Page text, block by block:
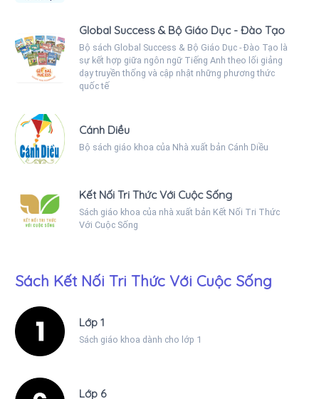
Global Success & Bộ Giáo Dục - Đào Tạo
Bộ sách Global Success & Bộ Giáo Dục - Đào Tạo là
sự kết hợp giữa ngôn ngữ Tiếng Anh theo lối giảng
dạy truyền thống và cập nhật những phương thức
quốc tế
Cánh Diều
Bộ sách giáo khoa của Nhà xuất bản Cánh Diều
Kết Nối Tri Thức Với Cuộc Sống
Sách giáo khoa của nhà xuất bản Kết Nối Tri Thức
Với Cuộc Sống
Sách Kết Nối Tri Thức Với Cuộc Sống
Lớp 1
Sách giáo khoa dành cho lớp 1
Lớp 6